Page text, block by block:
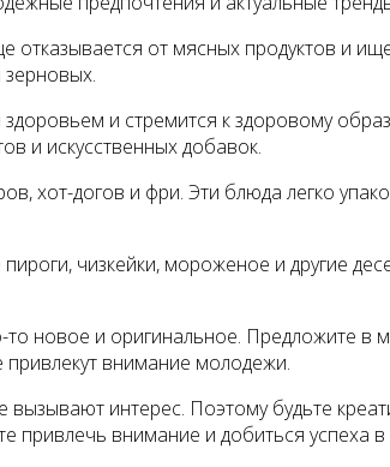
от мясных продуктов и
и стремится к здоровому
и искусственных добавок.
хот-догов и фри. Эти блюда легко
чизкейки, мороженое и другие
новое и оригинальное. Предложите
внимание молодежи.
интерес. Поэтому будьте
привлечь внимание и добиться успеха в